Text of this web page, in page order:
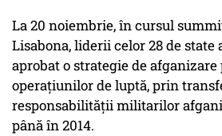
La 20 noiembrie, în cursul
Lisabona, liderii celor 28 de state
aprobat o strategie de afganizare
operaţiunilor de luptă, prin
responsabilităţii militarilor
până în 2014.